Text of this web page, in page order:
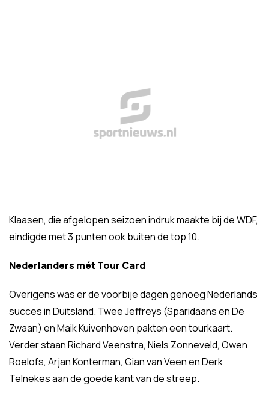
Klaasen, die afgelopen seizoen indruk maakte bij de WDF,
eindigde met 3 punten ook buiten de top 10.
Nederlanders mét Tour Card
Overigens was er de voorbije dagen genoeg Nederlands
succes in Duitsland. Twee Jeffreys (Sparidaans en De
Zwaan) en Maik Kuivenhoven pakten een tourkaart.
Verder staan Richard Veenstra, Niels Zonneveld, Owen
Roelofs, Arjan Konterman, Gian van Veen en Derk
Telnekes aan de goede kant van de streep.